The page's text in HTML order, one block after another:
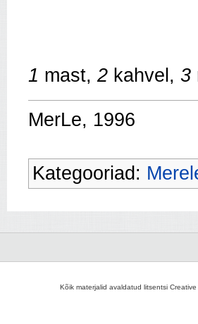
1 mast, 2 kahvel, 3
MerLe, 1996
Kategooriad:
Kõik materjalid avaldatud litsentsi